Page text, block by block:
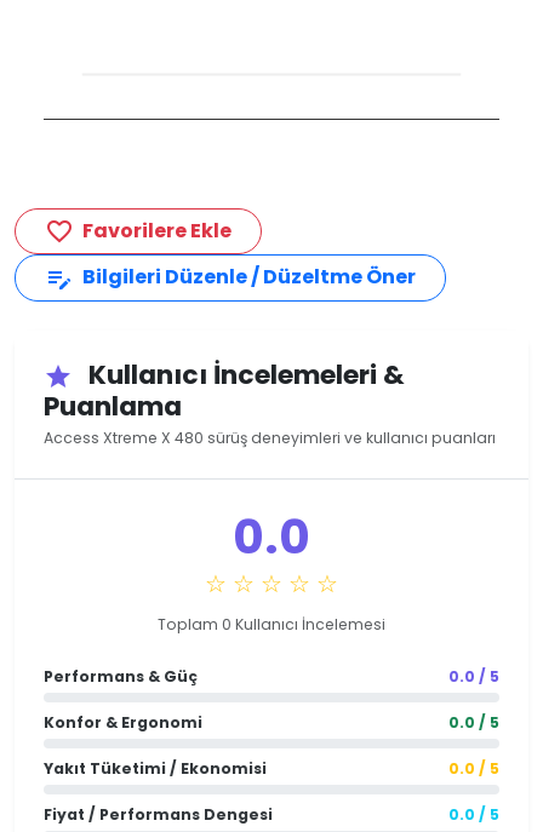
favorite_border Favorilere Ekle
edit_note Bilgileri Düzenle / Düzeltme Öner
star
Kullanıcı İncelemeleri &
Puanlama
Access Xtreme X 480 sürüş deneyimleri ve kullanıcı puanları
0.0
☆ ☆ ☆ ☆ ☆
Toplam 0 Kullanıcı İncelemesi
Performans & Güç 0.0 / 5
Konfor & Ergonomi 0.0 / 5
Yakıt Tüketimi / Ekonomisi 0.0 / 5
Fiyat / Performans Dengesi 0.0 / 5